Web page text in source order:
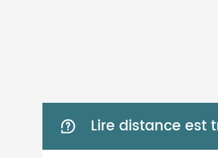
 Lire distance est